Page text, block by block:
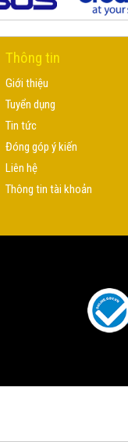
Thông tin
Giới thiệu
Tuyển dụng
Tin tức
Đóng góp ý kiến
Liên hệ
Thông tin tài khoản